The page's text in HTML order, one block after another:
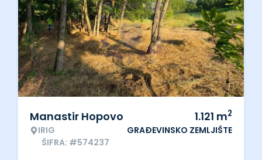
Manastir Hopovo
IRIG
ŠIFRA: #574237
1.121 m2
GRAĐEVINSKO ZEMLJIŠTE